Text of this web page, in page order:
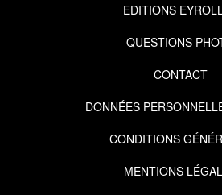
EDITIONS
QUESTIONS
CONTACT
DONNÉES
CONDITIONS
MENTIONS